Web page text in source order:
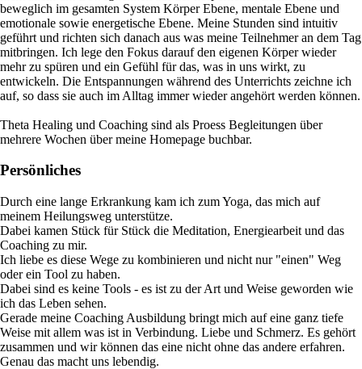
beweglich im gesamten System Körper Ebene, mentale Ebene und
emotionale sowie energetische Ebene. Meine Stunden sind intuitiv
geführt und richten sich danach aus was meine Teilnehmer an dem Tag
mitbringen. Ich lege den Fokus darauf den eigenen Körper wieder
mehr zu spüren und ein Gefühl für das, was in uns wirkt, zu
entwickeln. Die Entspannungen während des Unterrichts zeichne ich
auf, so dass sie auch im Alltag immer wieder angehört werden können.
Theta Healing und Coaching sind als Proess Begleitungen über
mehrere Wochen über meine Homepage buchbar.
Persönliches
Durch eine lange Erkrankung kam ich zum Yoga, das mich auf
meinem Heilungsweg unterstütze.
Dabei kamen Stück für Stück die Meditation, Energiearbeit und das
Coaching zu mir.
Ich liebe es diese Wege zu kombinieren und nicht nur "einen" Weg
oder ein Tool zu haben.
Dabei sind es keine Tools - es ist zu der Art und Weise geworden wie
ich das Leben sehen.
Gerade meine Coaching Ausbildung bringt mich auf eine ganz tiefe
Weise mit allem was ist in Verbindung. Liebe und Schmerz. Es gehört
zusammen und wir können das eine nicht ohne das andere erfahren.
Genau das macht uns lebendig.